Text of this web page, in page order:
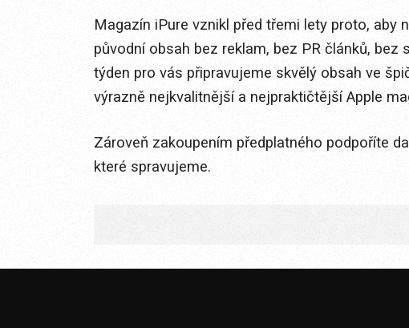
Magazín iPure vznikl před třemi lety proto, aby
původní obsah bez reklam, bez PR článků,
týden pro vás připravujeme skvělý obsah ve
výrazně nejkvalitnější a nejpraktičtější Apple
Zároveň zakoupením předplatného podpoříte
které spravujeme.